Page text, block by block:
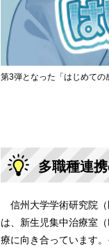
第3弾となった「はじめての
多職種連
信州大学学術研究院
は、新生児集中治療室
療に向き合っています